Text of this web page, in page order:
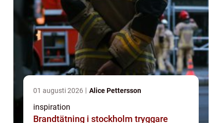
01 augusti 2026 Alice Pettersson
inspiration
Brandtätning i stockholm tryggare